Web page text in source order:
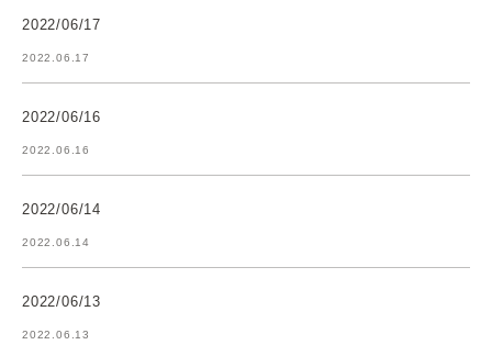
2022/06/17
2022.06.17
2022/06/16
2022.06.16
2022/06/14
2022.06.14
2022/06/13
2022.06.13